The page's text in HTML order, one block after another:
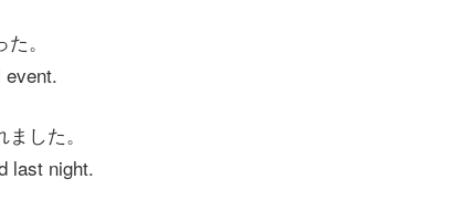
。
event.
した。
last night.